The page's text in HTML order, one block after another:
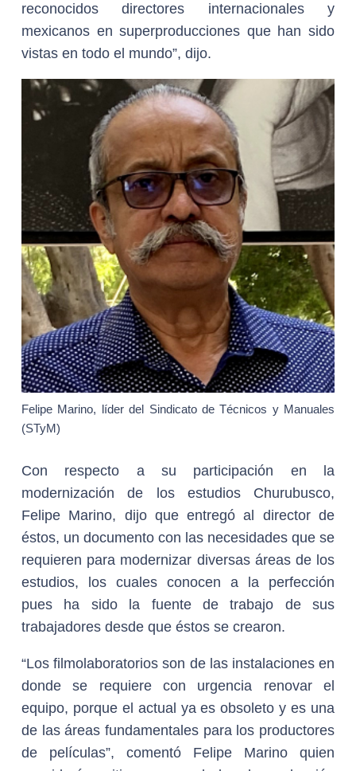
reconocidos directores internacionales y
mexicanos en superproducciones que han sido
vistas en todo el mundo”, dijo.
Felipe Marino, líder del Sindicato de Técnicos y Manuales
(STyM)
Con respecto a su participación en la
modernización de los estudios Churubusco,
Felipe Marino, dijo que entregó al director de
éstos, un documento con las necesidades que se
requieren para modernizar diversas áreas de los
estudios, los cuales conocen a la perfección
pues ha sido la fuente de trabajo de sus
trabajadores desde que éstos se crearon.
“Los filmolaboratorios son de las instalaciones en
donde se requiere con urgencia renovar el
equipo, porque el actual ya es obsoleto y es una
de las áreas fundamentales para los productores
de películas”, comentó Felipe Marino quien